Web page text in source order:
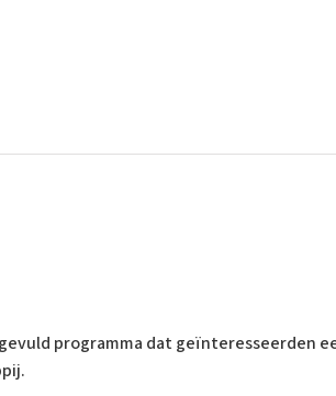
programma dat geïnteresseerden